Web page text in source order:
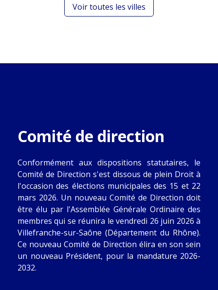
Voir toutes les villes
Comité de direction
Conformément aux dispositions statutaires, le
Comité de Direction s'est dissous de plein Droit à
l'occasion des élections municipales des 15 et 22
mars 2026. Un nouveau Comité de Direction doit
être élu par l'Assemblée Générale Ordinaire des
membres qui se réunira le vendredi 26 juin 2026 à
Villefranche-sur-Saône (Département du Rhône).
Ce nouveau Comité de Direction élira en son sein
un nouveau Président, pour la mandature 2026-
2032.